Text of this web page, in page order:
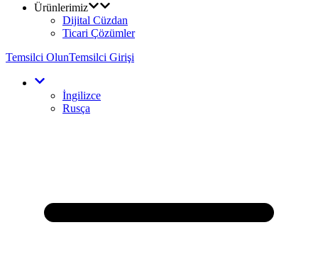
Ürünlerimiz
Dijital Cüzdan
Ticari Çözümler
Temsilci OlunTemsilci Girişi
İngilizce
Rusça